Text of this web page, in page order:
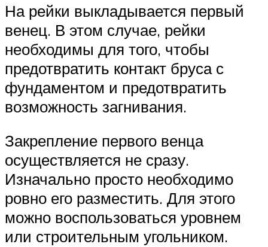
На рейки выкладывается первый
венец. В этом случае, рейки
необходимы для того, чтобы
предотвратить контакт бруса с
фундаментом и предотвратить
возможность загнивания.
Закрепление первого венца
осуществляется не сразу.
Изначально просто необходимо
ровно его разместить. Для этого
можно воспользоваться уровнем
или строительным угольником.